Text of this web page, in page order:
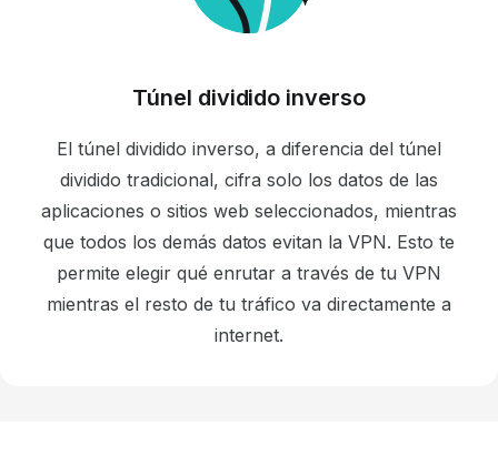
Túnel dividido inverso
El túnel dividido inverso, a diferencia del túnel
dividido tradicional, cifra solo los datos de las
aplicaciones o sitios web seleccionados, mientras
que todos los demás datos evitan la VPN. Esto te
permite elegir qué enrutar a través de tu VPN
mientras el resto de tu tráfico va directamente a
internet.